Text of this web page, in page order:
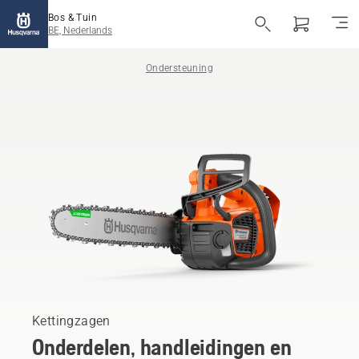
Bos & Tuin
BE, Nederlands
Ondersteuning
Kettingzagen
Onderdelen, handleidingen en